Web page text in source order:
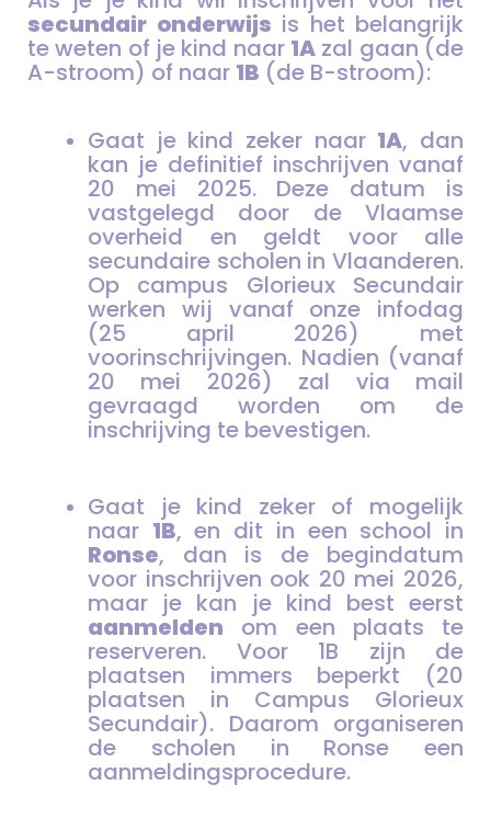
secundair onderwijs is het belangrijk
te weten of je kind naar 1A zal gaan (de
A-stroom) of naar 1B (de B-stroom):
Gaat je kind zeker naar 1A, dan
kan je definitief inschrijven vanaf
20 mei 2025. Deze datum is
vastgelegd door de Vlaamse
overheid en geldt voor alle
secundaire scholen in Vlaanderen.
Op campus Glorieux Secundair
werken wij vanaf onze infodag
(25 april 2026) met
voorinschrijvingen. Nadien (vanaf
20 mei 2026) zal via mail
gevraagd worden om de
inschrijving te bevestigen.
Gaat je kind zeker of mogelijk
naar 1B, en dit in een school in
Ronse, dan is de begindatum
voor inschrijven ook 20 mei 2026,
maar je kan je kind best eerst
aanmelden om een plaats te
reserveren. Voor 1B zijn de
plaatsen immers beperkt (20
plaatsen in Campus Glorieux
Secundair). Daarom organiseren
de scholen in Ronse een
aanmeldingsprocedure.